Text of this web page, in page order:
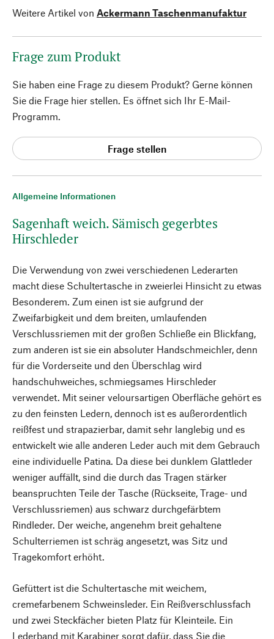
Allgemeine Informationen
Sagenhaft weich. Sämisch gegerbtes
Hirschleder
Die Verwendung von zwei verschiedenen Lederarten
macht diese Schultertasche in zweierlei Hinsicht zu etwas
Besonderem. Zum einen ist sie aufgrund der
Zweifarbigkeit und dem breiten, umlaufenden
Verschlussriemen mit der großen Schließe ein Blickfang,
zum anderen ist sie ein absoluter Handschmeichler, denn
für die Vorderseite und den Überschlag wird
handschuhweiches, schmiegsames Hirschleder
verwendet. Mit seiner veloursartigen Oberfläche gehört es
zu den feinsten Ledern, dennoch ist es außerordentlich
reißfest und strapazierbar, damit sehr langlebig und es
entwickelt wie alle anderen Leder auch mit dem Gebrauch
eine individuelle Patina. Da diese bei dunklem Glattleder
weniger auffällt, sind die durch das Tragen stärker
beanspruchten Teile der Tasche (Rückseite, Trage- und
Verschlussriemen) aus schwarz durchgefärbtem
Rindleder. Der weiche, angenehm breit gehaltene
Schulterriemen ist schräg angesetzt, was Sitz und
Tragekomfort erhöht.
Gefüttert ist die Schultertasche mit weichem,
cremefarbenem Schweinsleder. Ein Reißverschlussfach
und zwei Steckfächer bieten Platz für Kleinteile. Ein
Lederband mit Karabiner sorgt dafür, dass Sie die
Weitere Artikel von Ackermann Taschenmanufaktur
Frage zum Produkt
Sie haben eine Frage zu diesem Produkt? Gerne können
Sie die Frage hier stellen. Es öffnet sich Ihr E-Mail-
Programm.
Frage stellen